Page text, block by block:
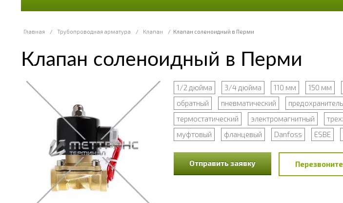
Главная / Трубопроводная арматура / Клапан / Клапан соленоидный в Перми
Клапан соленоидный в Перми
1/2 дюйма 3/4 дюйма 110 мм 150 мм
обратный
пневматический
термостатический
электромагнитный
муфтовый
фланцевый Danfoss ESBE
Отправить заявку